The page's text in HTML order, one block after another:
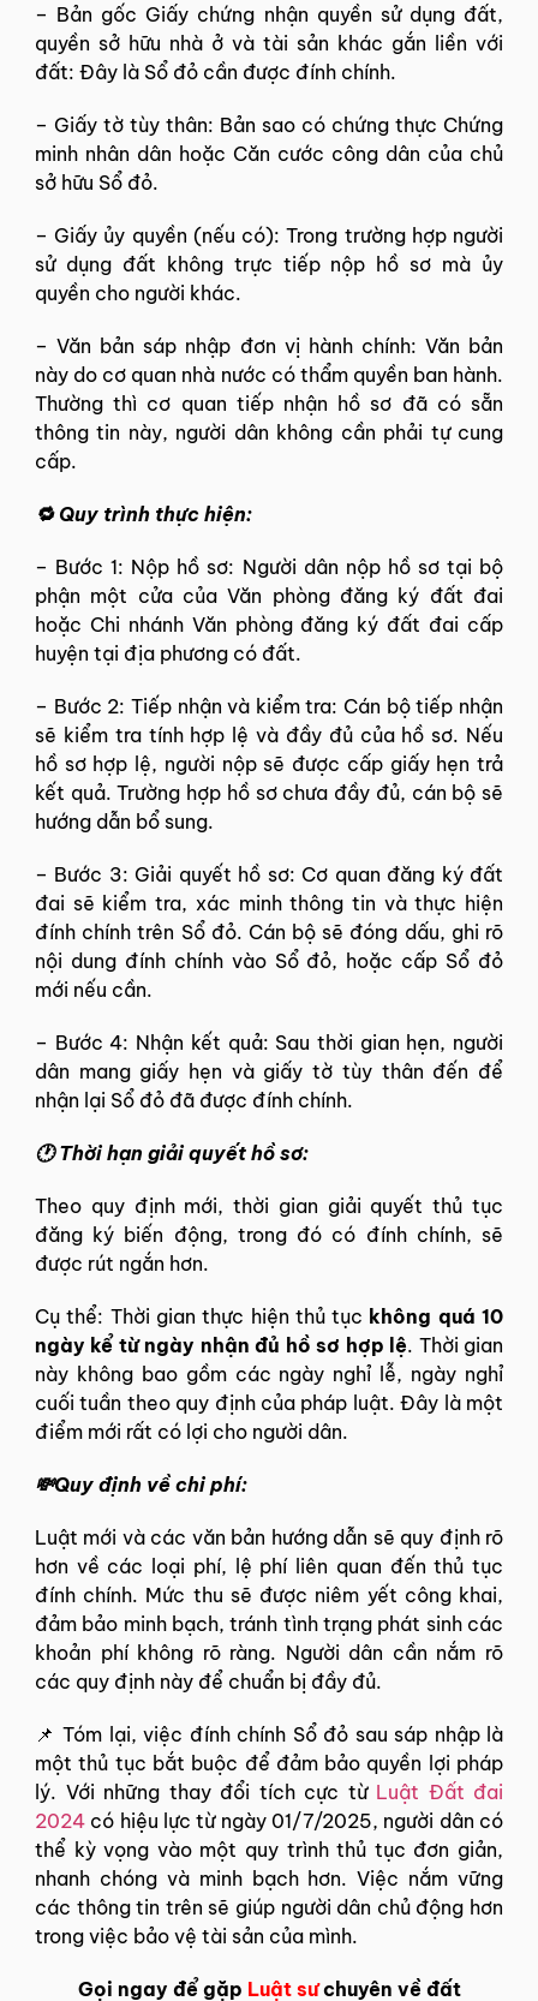
– Bản gốc Giấy chứng nhận quyền sử dụng đất,
quyền sở hữu nhà ở và tài sản khác gắn liền với
đất: Đây là Sổ đỏ cần được đính chính.
– Giấy tờ tùy thân: Bản sao có chứng thực Chứng
minh nhân dân hoặc Căn cước công dân của chủ
sở hữu Sổ đỏ.
– Giấy ủy quyền (nếu có): Trong trường hợp người
sử dụng đất không trực tiếp nộp hồ sơ mà ủy
quyền cho người khác.
–Văn bản sáp nhập đơn vị hành chính: Văn bản
này do cơ quan nhà nước có thẩm quyền ban hành.
Thường thì cơ quan tiếp nhận hồ sơ đã có sẵn
thông tin này, người dân không cần phải tự cung
cấp.
🔁 Quy trình thực hiện:
– Bước 1: Nộp hồ sơ: Người dân nộp hồ sơ tại bộ
phận một cửa của Văn phòng đăng ký đất đai
hoặc Chi nhánh Văn phòng đăng ký đất đai cấp
huyện tại địa phương có đất.
– Bước 2: Tiếp nhận và kiểm tra: Cán bộ tiếp nhận
sẽ kiểm tra tính hợp lệ và đầy đủ của hồ sơ. Nếu
hồ sơ hợp lệ, người nộp sẽ được cấp giấy hẹn trả
kết quả. Trường hợp hồ sơ chưa đầy đủ, cán bộ sẽ
hướng dẫn bổ sung.
– Bước 3: Giải quyết hồ sơ: Cơ quan đăng ký đất
đai sẽ kiểm tra, xác minh thông tin và thực hiện
đính chính trên Sổ đỏ. Cán bộ sẽ đóng dấu, ghi rõ
nội dung đính chính vào Sổ đỏ, hoặc cấp Sổ đỏ
mới nếu cần.
– Bước 4: Nhận kết quả: Sau thời gian hẹn, người
dân mang giấy hẹn và giấy tờ tùy thân đến để
nhận lại Sổ đỏ đã được đính chính.
🕐 Thời hạn giải quyết hồ sơ:
Theo quy định mới, thời gian giải quyết thủ tục
đăng ký biến động, trong đó có đính chính, sẽ
được rút ngắn hơn.
Cụ thể: Thời gian thực hiện thủ tục không quá 10
ngày kể từ ngày nhận đủ hồ sơ hợp lệ. Thời gian
này không bao gồm các ngày nghỉ lễ, ngày nghỉ
cuối tuần theo quy định của pháp luật. Đây là một
điểm mới rất có lợi cho người dân.
💸Quy định về chi phí:
Luật mới và các văn bản hướng dẫn sẽ quy định rõ
hơn về các loại phí, lệ phí liên quan đến thủ tục
đính chính. Mức thu sẽ được niêm yết công khai,
đảm bảo minh bạch, tránh tình trạng phát sinh các
khoản phí không rõ ràng. Người dân cần nắm rõ
các quy định này để chuẩn bị đầy đủ.
📌 Tóm lại, việc đính chính Sổ đỏ sau sáp nhập là
một thủ tục bắt buộc để đảm bảo quyền lợi pháp
lý. Với những thay đổi tích cực từ Luật Đất đai
2024 có hiệu lực từ ngày 01/7/2025, người dân có
thể kỳ vọng vào một quy trình thủ tục đơn giản,
nhanh chóng và minh bạch hơn. Việc nắm vững
các thông tin trên sẽ giúp người dân chủ động hơn
trong việc bảo vệ tài sản của mình.
Gọi ngay để gặp Luật sưchuyên về đất